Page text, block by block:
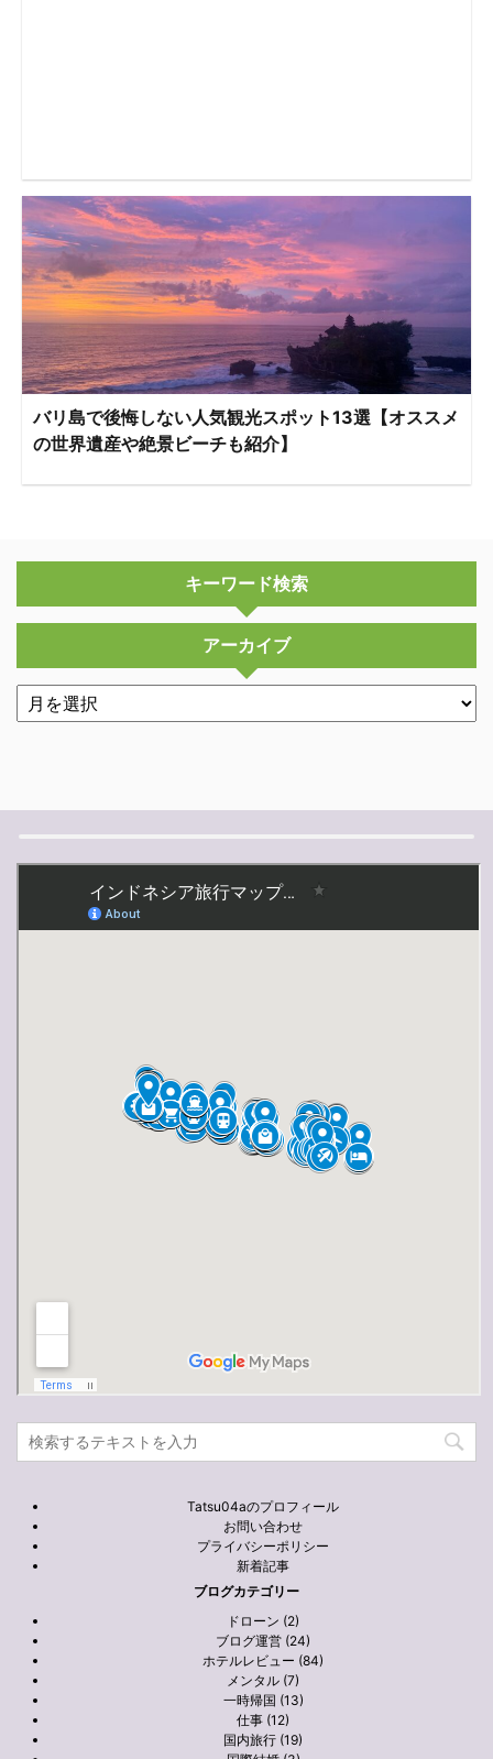
バリ島で後悔しない人気観光スポット13選【オススメ
の世界遺産や絶景ビーチも紹介】
キーワード検索
アーカイブ
Tatsu04aのプロフィール
お問い合わせ
プライバシーポリシー
新着記事
ブログカテゴリー
ドローン (2)
ブログ運営 (24)
ホテルレビュー (84)
メンタル (7)
一時帰国 (13)
仕事 (12)
国内旅行 (19)